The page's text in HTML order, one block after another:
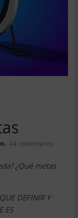
44 comentarios
¿Qué metas
DEFINIR Y
ES